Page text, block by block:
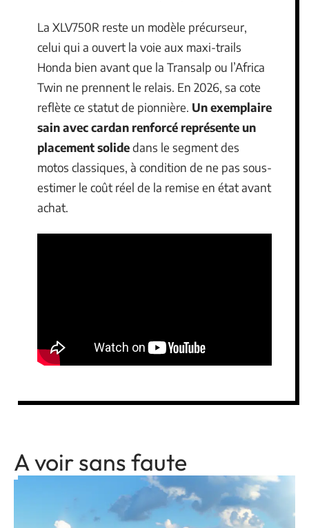
La XLV750R reste un modèle précurseur,
celui qui a ouvert la voie aux maxi-trails
Honda bien avant que la Transalp ou l’Africa
Twin ne prennent le relais. En 2026, sa cote
reflète ce statut de pionnière. Un exemplaire
sain avec cardan renforcé représente un
placement solidedans le segment des
motos classiques, à condition de ne pas sous-
estimer le coût réel de la remise en état avant
achat.
A voir sans faute